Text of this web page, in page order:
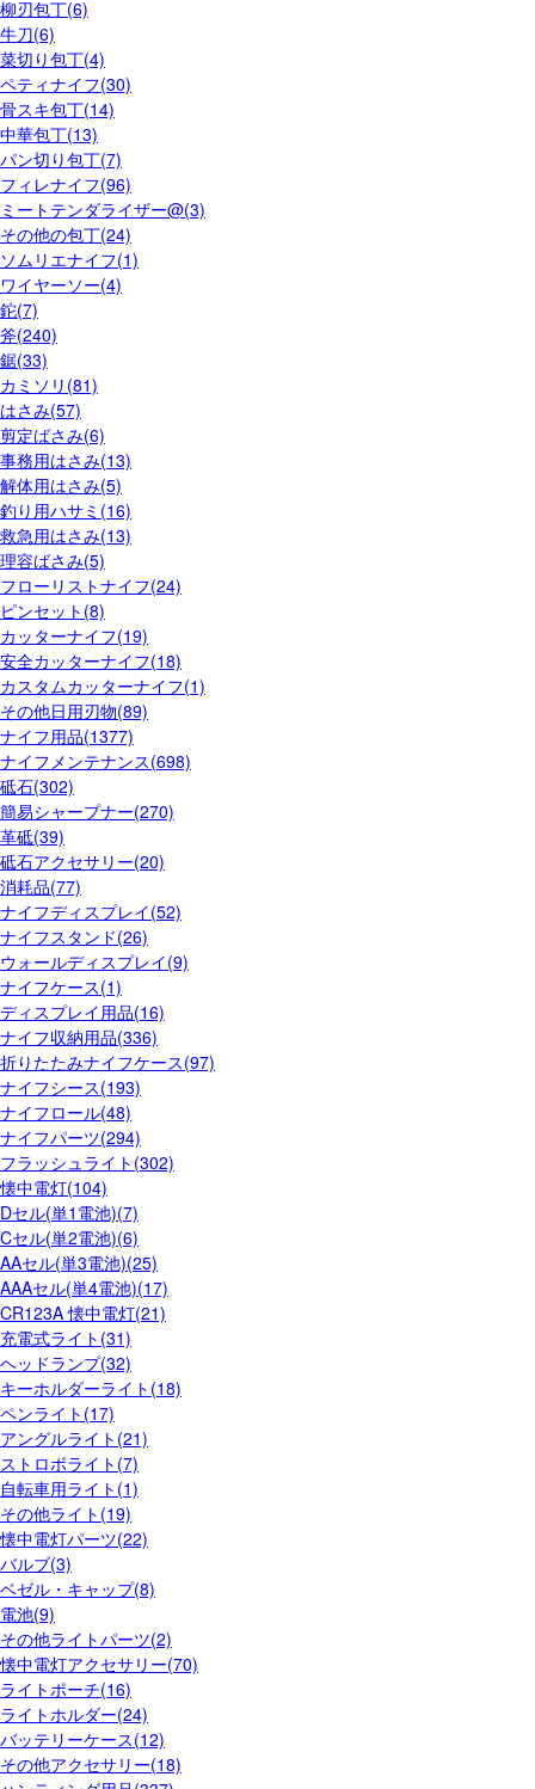
柳刃包丁(6)
牛刀(6)
菜切り包丁(4)
ペティナイフ(30)
骨スキ包丁(14)
中華包丁(13)
パン切り包丁(7)
フィレナイフ(96)
ミートテンダライザー@(3)
その他の包丁(24)
ソムリエナイフ(1)
ワイヤーソー(4)
鉈(7)
斧(240)
鋸(33)
カミソリ(81)
はさみ(57)
剪定ばさみ(6)
事務用はさみ(13)
解体用はさみ(5)
釣り用ハサミ(16)
救急用はさみ(13)
理容ばさみ(5)
フローリストナイフ(24)
ピンセット(8)
カッターナイフ(19)
安全カッターナイフ(18)
カスタムカッターナイフ(1)
その他日用刃物(89)
ナイフ用品(1377)
ナイフメンテナンス(698)
砥石(302)
簡易シャープナー(270)
革砥(39)
砥石アクセサリー(20)
消耗品(77)
ナイフディスプレイ(52)
ナイフスタンド(26)
ウォールディスプレイ(9)
ナイフケース(1)
ディスプレイ用品(16)
ナイフ収納用品(336)
折りたたみナイフケース(97)
ナイフシース(193)
ナイフロール(48)
ナイフパーツ(294)
フラッシュライト(302)
懐中電灯(104)
Dセル(単1電池)(7)
Cセル(単2電池)(6)
AAセル(単3電池)(25)
AAAセル(単4電池)(17)
CR123A 懐中電灯(21)
充電式ライト(31)
ヘッドランプ(32)
キーホルダーライト(18)
ペンライト(17)
アングルライト(21)
ストロボライト(7)
自転車用ライト(1)
その他ライト(19)
懐中電灯パーツ(22)
バルブ(3)
ベゼル・キャップ(8)
電池(9)
その他ライトパーツ(2)
懐中電灯アクセサリー(70)
ライトポーチ(16)
ライトホルダー(24)
バッテリーケース(12)
その他アクセサリー(18)